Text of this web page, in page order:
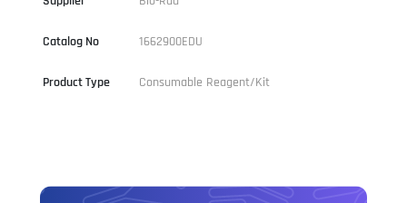
Catalog No 1662900EDU
Product Type Consumable Reagent/Kit